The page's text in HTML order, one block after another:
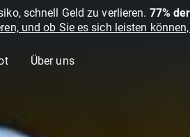
schnell Geld zu verlieren. 77%
und ob Sie es sich leisten
Über uns